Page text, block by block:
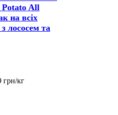
Potato All
на всіх
лососем та
грн/кг